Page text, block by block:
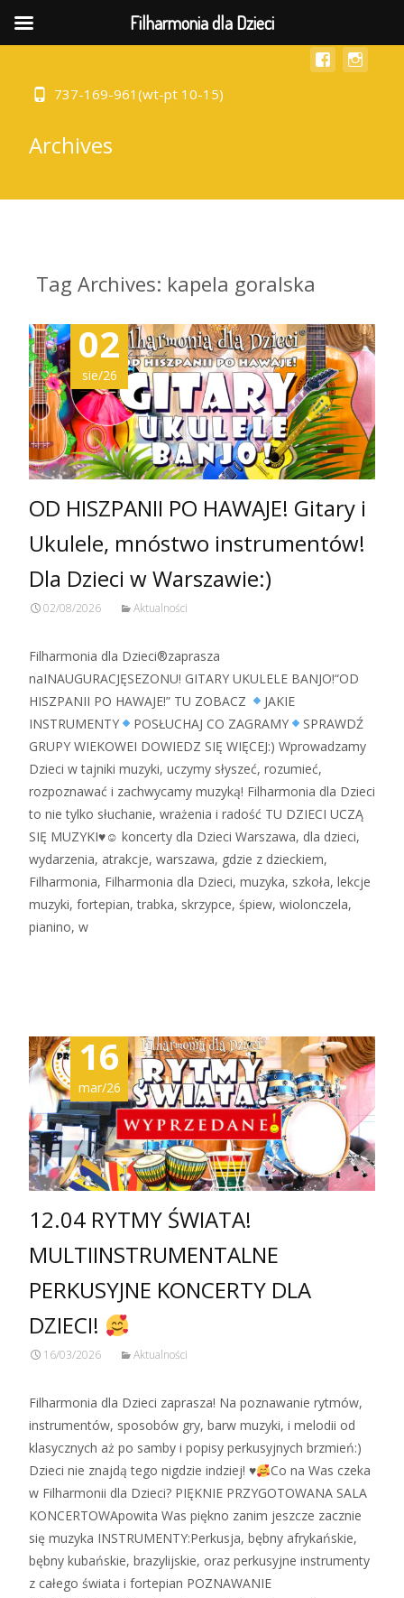
737-169-961(wt-pt 10-15)
Archives
Tag Archives: kapela goralska
02
sie/26
OD HISZPANII PO HAWAJE! Gitary i
Ukulele, mnóstwo instrumentów!
Dla Dzieci w Warszawie:)
02/08/2026 Aktualności
Filharmonia dla Dzieci®zaprasza
naINAUGURACJĘSEZONU! GITARY UKULELE BANJO!“OD
HISZPANII PO HAWAJE!” TU ZOBACZ
JAKIE
INSTRUMENTY
POSŁUCHAJ CO ZAGRAMY
SPRAWDŹ
GRUPY WIEKOWEI DOWIEDZ SIĘ WIĘCEJ:) Wprowadzamy
Dzieci w tajniki muzyki, uczymy słyszeć, rozumieć,
rozpoznawać i zachwycamy muzyką! Filharmonia dla Dzieci
to nie tylko słuchanie, wrażenia i radość TU DZIECI UCZĄ
SIĘ MUZYKI♥☺ koncerty dla Dzieci Warszawa, dla dzieci,
wydarzenia, atrakcje, warszawa, gdzie z dzieckiem,
Filharmonia, Filharmonia dla Dzieci, muzyka, szkoła, lekcje
muzyki, fortepian, trabka, skrzypce, śpiew, wiolonczela,
pianino, w
16
mar/26
12.04 RYTMY ŚWIATA!
MULTIINSTRUMENTALNE
PERKUSYJNE KONCERTY DLA
DZIECI!
16/03/2026 Aktualności
Filharmonia dla Dzieci zaprasza! Na poznawanie rytmów,
instrumentów, sposobów gry, barw muzyki, i melodii od
klasycznych aż po samby i popisy perkusyjnych brzmień:)
Dzieci nie znajdą tego nigdzie indziej! ♥
Co na Was czeka
w Filharmonii dla Dzieci? PIĘKNIE PRZYGOTOWANA SALA
KONCERTOWApowita Was piękno zanim jeszcze zacznie
się muzyka INSTRUMENTY:Perkusja, bębny afrykańskie,
bębny kubańskie, brazylijskie, oraz perkusyjne instrumenty
z całego świata i fortepian POZNAWANIE
Filharmonia dla Dzieci